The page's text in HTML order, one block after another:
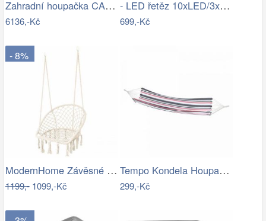
Zahradní houpačka CALABRIA (06086-01)…
6136,-Kč
- LED řetěz 10xLED/3xAA 2,5m teplá…
699,-Kč
- 8%
ModernHome Závěsné křeslo s třásněmi -…
1199,-1099,-Kč
Tempo Kondela Houpací síť HAVANA - vzor…
299,-Kč